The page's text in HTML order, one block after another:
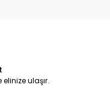
ulaşır.